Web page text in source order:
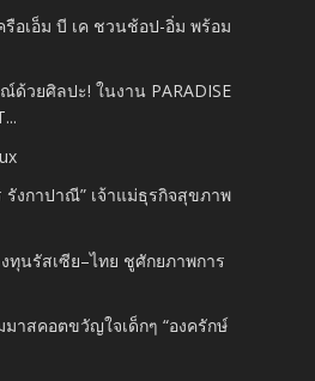
รือเอ็ม บี เค ชวนช้อป-อิ่ม พร้อม
ด้วยศิลปะ! ในงาน PARADISE
รังกาปาณี” เจ้าแม่ธุรกิจสุขภาพ
ทุนรัสเซีย–ไทย ชูศักยภาพการ
มาสคอตขวัญใจเด็กๆ “องครักษ์